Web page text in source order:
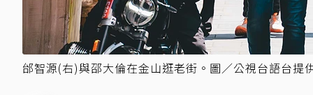
邰智源(右)與邵大倫在金山逛老街。圖／公視台語台提